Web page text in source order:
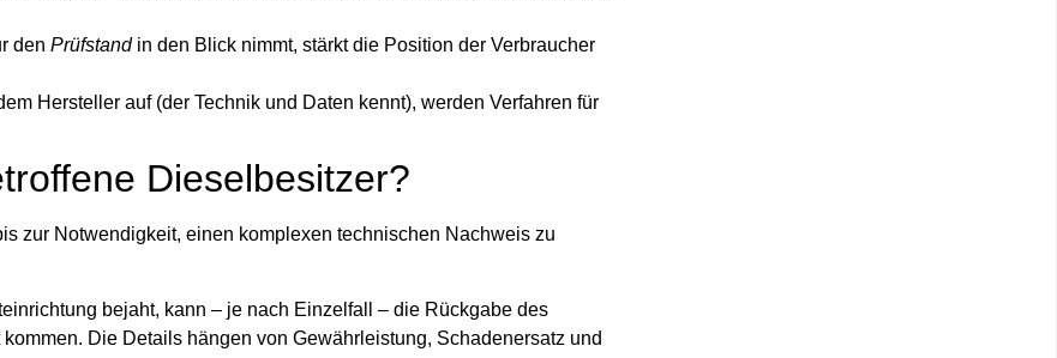
den Prüfstandin den Blick nimmt, stärkt die Position der Verbraucher
Hersteller auf (der Technik und Daten kennt), werden Verfahren für
Dieselbesitzer?
zur Notwendigkeit, einen komplexen technischen Nachweis zu
bejaht, kann – je nach Einzelfall – die Rückgabe des
Die Details hängen von Gewährleistung, Schadenersatz und